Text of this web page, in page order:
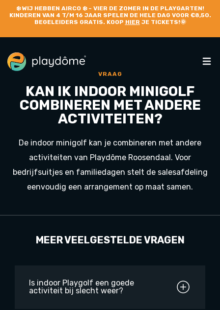
❄️WIJ HEBBEN AIRCO ❄️ – VIER DE ZOMER IN DE PLAYGARTEN!
KINDEREN VAN 4 T/M 16 JAAR SPELEN DE HELE DAG VOOR €8,50.
BEGELEIDERS GRATIS. KOOP HIERJE TICKETS!🌞
VRAAG
KAN IK INDOOR MINIGOLF
COMBINEREN MET ANDERE
ACTIVITEITEN?
De indoor minigolf kan je combineren met andere
activiteiten van Playdôme Roosendaal. Voor
bedrijfsuitjes en familiedagen stelt de salesafdeling
eenvoudig een arrangement op maat samen.
MEER VEELGESTELDE VRAGEN
Is indoor Playgolf een goede
activiteit bij slecht weer?